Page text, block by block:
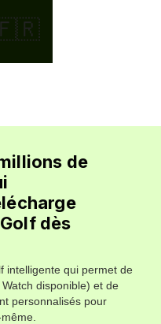
de
dès
intelligente qui permet de
disponible) et de
personnalisés pour